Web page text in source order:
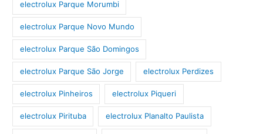
electrolux Parque Morumbi
electrolux Parque Novo Mundo
electrolux Parque São Domingos
electrolux Parque São Jorge electrolux Perdizes
electrolux Pinheiros electrolux Piqueri
electrolux Pirituba electrolux Planalto Paulista